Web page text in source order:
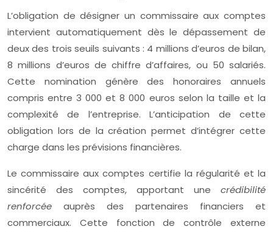
L’obligation de désigner un commissaire aux comptes
intervient automatiquement dès le dépassement de
deux des trois seuils suivants : 4 millions d’euros de bilan,
8 millions d’euros de chiffre d’affaires, ou 50 salariés.
Cette nomination génère des honoraires annuels
compris entre 3 000 et 8 000 euros selon la taille et la
complexité de l’entreprise. L’anticipation de cette
obligation lors de la création permet d’intégrer cette
charge dans les prévisions financières.
Le commissaire aux comptes certifie la régularité et la
sincérité des comptes, apportant une crédibilité
renforcée auprès des partenaires financiers et
commerciaux. Cette fonction de contrôle externe